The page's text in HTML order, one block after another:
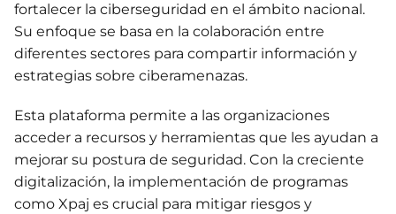
fortalecer la ciberseguridad en el ámbito nacional.
Su enfoque se basa en la colaboración entre
diferentes sectores para compartir información y
estrategias sobre ciberamenazas.
Esta plataforma permite a las organizaciones
acceder a recursos y herramientas que les ayudan a
mejorar su postura de seguridad. Con la creciente
digitalización, la implementación de programas
como Xpaj es crucial para mitigar riesgos y